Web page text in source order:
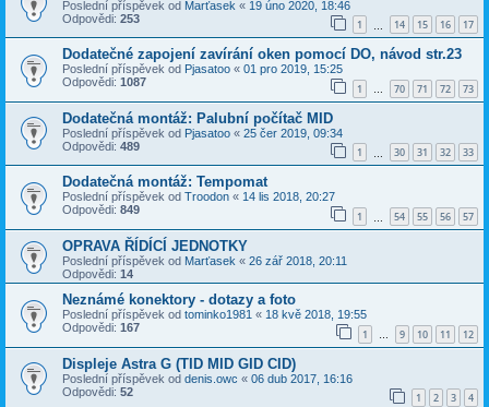
Poslední příspěvek od Marťasek « 19 úno 2020, 18:46
Odpovědi: 253 1 14 15 16 17
Dodatečné zapojení zavírání oken pomocí DO, návod str.23
Poslední příspěvek od Pjasatoo « 01 pro 2019, 15:25
Odpovědi: 1087 1 … 70 71 72 73
Dodatečná montáž: Palubní počítač MID
Poslední příspěvek od Pjasatoo « 25 čer 2019, 09:34
Odpovědi: 489 1 30 31 32 33
Dodatečná montáž: Tempomat
Poslední příspěvek od Troodon « 14 lis 2018, 20:27
Odpovědi: 849 1 54 55 56 57
OPRAVA ŘÍDÍCÍ JEDNOTKY
Poslední příspěvek od Marťasek « 26 zář 2018, 20:11
Odpovědi: 14
Neznámé konektory - dotazy a foto
Poslední příspěvek od tominko1981 « 18 kvě 2018, 19:55
Odpovědi: 167 1 … 9 10 11 12
Displeje Astra G (TID MID GID CID)
Poslední příspěvek od denis.owc « 06 dub 2017, 16:16
Odpovědi: 52 1 2 3 4